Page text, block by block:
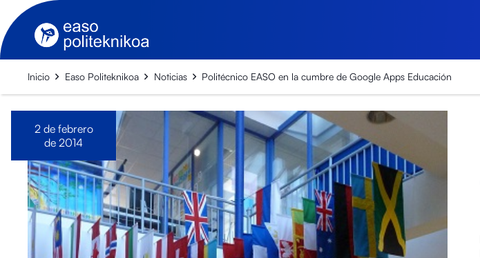
Inicio Easo Politeknikoa Noticias Politécnico EASO en la cumbre de Google Apps Educación
2 de febrero
de 2014